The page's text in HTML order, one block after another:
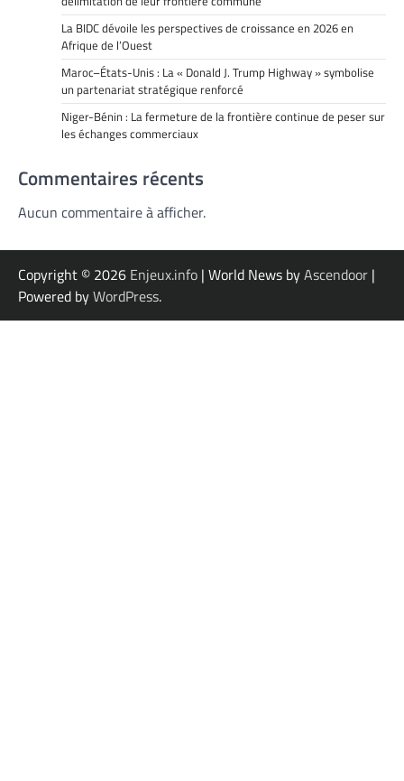
La BIDC dévoile les perspectives de croissance en 2026 en
Afrique de l’Ouest
Maroc–États-Unis : La « Donald J. Trump Highway » symbolise
un partenariat stratégique renforcé
Niger-Bénin : La fermeture de la frontière continue de peser sur
les échanges commerciaux
Commentaires récents
Aucun commentaire à afficher.
Copyright © 2026 Enjeux.info | World News byAscendoor |
Powered byWordPress.